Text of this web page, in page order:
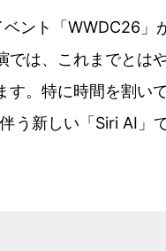
ント「WWDC26」
では、これまでとは
す。特に時間を割い
う新しい「Siri AI」